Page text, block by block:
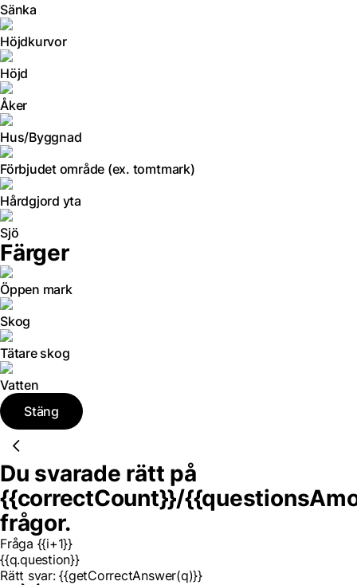
Sänka
Höjdkurvor
Höjd
Åker
Hus/Byggnad
Förbjudet område (ex. tomtmark)
Hårdgjord yta
Sjö
Färger
Öppen mark
Skog
Tätare skog
Vatten
Stäng
Du svarade rätt på
{{correctCount}}/
frågor.
Fråga {{i+1}}
{{q.question}}
Rätt svar:{{getCorrectAnswer(q)}}